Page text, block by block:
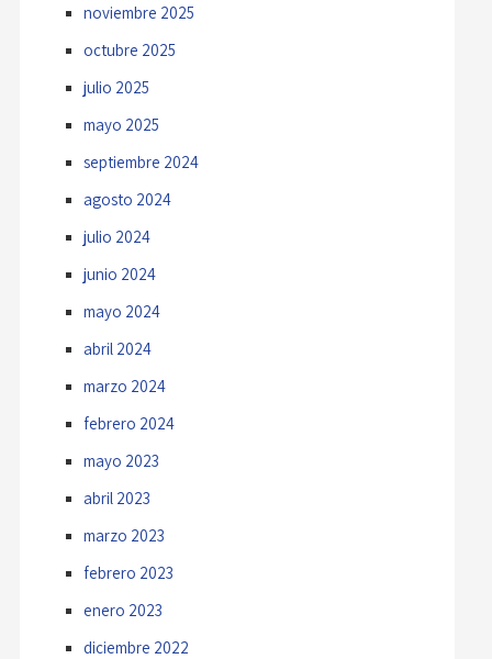
noviembre 2025
octubre 2025
julio 2025
mayo 2025
septiembre 2024
agosto 2024
julio 2024
junio 2024
mayo 2024
abril 2024
marzo 2024
febrero 2024
mayo 2023
abril 2023
marzo 2023
febrero 2023
enero 2023
diciembre 2022